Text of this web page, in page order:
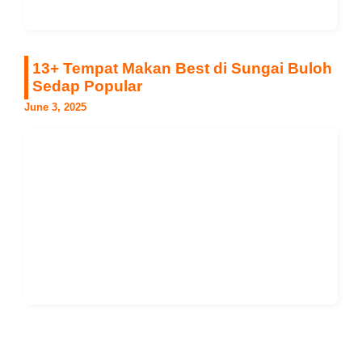
13+ Tempat Makan Best di Sungai Buloh
Sedap Popular
June 3, 2025